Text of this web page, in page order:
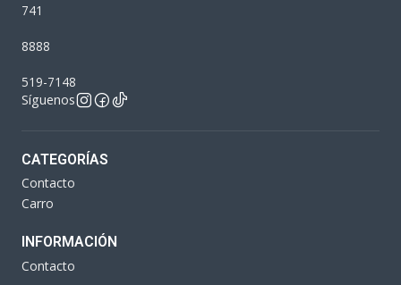
741
8888
519-7148
Síguenos
CATEGORÍAS
Contacto
Carro
INFORMACIÓN
Contacto